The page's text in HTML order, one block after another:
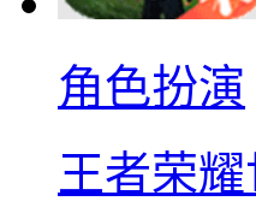
角色扮演
王者荣